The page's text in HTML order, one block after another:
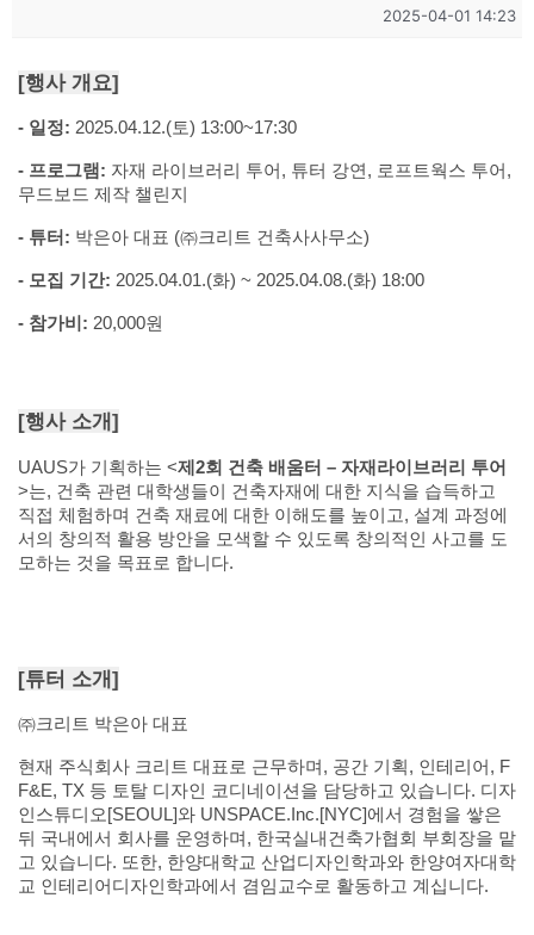
2025-04-01 14:23
[행사 개요]
- 일정: 2025.04.12.(토) 13:00~17:30
- 프로그램 : 자재 라이브러리 투어 , 튜터 강연 , 로프트웍스 투어 ,
무드보드 제작 챌린지
- 튜터 : 박은아 대표 (㈜크리트 건축사사무소)
- 모집 기간: 2025.04.01.(화) ~ 2025.04.08.(화) 18:00
- 참가비 : 20,000원
[행사 소개]
UAUS가 기획하는 <제 2회 건축 배움터 – 자재라이브러리 투어
>는, 건축 관련 대학생들이 건축자재에 대한 지식을 습득하고
직접 체험하며 건축 재료에 대한 이해도를 높이고, 설계 과정에
서의 창의적 활용 방안을 모색할 수 있도록 창의적인 사고를 도
모하는 것을 목표로 합니다.
[튜터 소개]
㈜크리트 박은아 대표
현재 주식회사 크리트 대표로 근무하며 , 공간 기획, 인테리어 , F
F&E, TX 등 토탈 디자인 코디네이션을 담당하고 있습니다. 디자
인스튜디오 [SEOUL]와 UNSPACE.Inc.[NYC]에서 경험을 쌓은
뒤 국내에서 회사를 운영하며 , 한국실내건축가협회 부회장을 맡
고 있습니다. 또한, 한양대학교 산업디자인학과와 한양여자대학
교 인테리어디자인학과에서 겸임교수로 활동하고 계십니다.